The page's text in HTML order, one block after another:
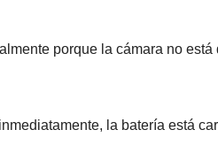
porque la cámara no está
la batería está